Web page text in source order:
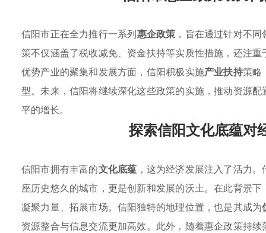
信阳市正在全力推行一系列惠企政策 ，旨在通过针对不同
策不仅涵盖了税收减免、资金扶持等实质性措施，还注
优势产业的聚集和发展方面，信阳积极实施产业扶持策略
型。未来，信阳将继续深化这些政策的实施，推动资源
平的增长。
探索信阳文化底蕴对
信阳市拥有丰富的文化底蕴 ，这为经济发展注入了活力
座历史悠久的城市，更是创新和发展的沃土。在此背景
凝聚力量、拓展市场。信阳独特的地理位置，也是其成为
资源整合与信息交流更加高效。此外，随着惠企政策持